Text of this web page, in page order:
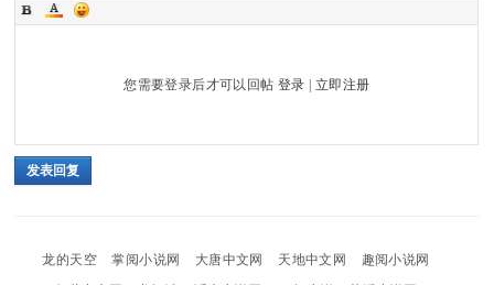
您需要登录后才可以回帖登录 |立即注册
发表回复
龙的天空 掌阅小说网 大唐中文网 天地中文网
趣阅小说网